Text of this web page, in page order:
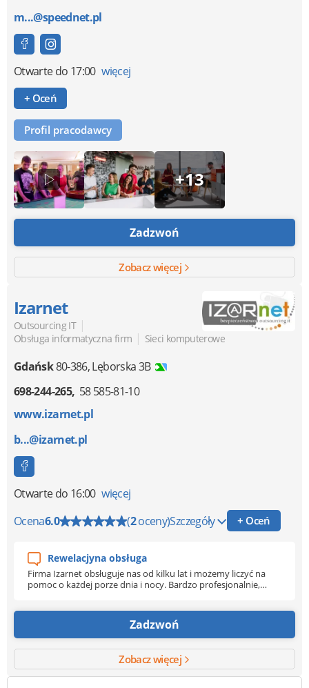
m...@speednet.pl
Otwartedo 17:00 więcej
+ Oceń
Profil pracodawcy
+13
Zadzwoń
Zobacz więcej
Izarnet
Outsourcing IT |
Obsługa informatyczna firm | Sieci komputerowe
Gdańsk80-386,Lęborska 3B
698-244-265 58 585-81-10
www.izarnet.pl
b...@izarnet.pl
Otwartedo 16:00 więcej
Ocena6.0 (2oceny)Szczegóły + Oceń
Rewelacjyna obsługa
Firma Izarnet obsługuje nas od kilku lat i możemy liczyć na
pomoc o każdej porze dnia i nocy. Bardzo profesjonalnie,
dla szukających fachowej i solidnej firmy.
Zadzwoń
Zobacz więcej